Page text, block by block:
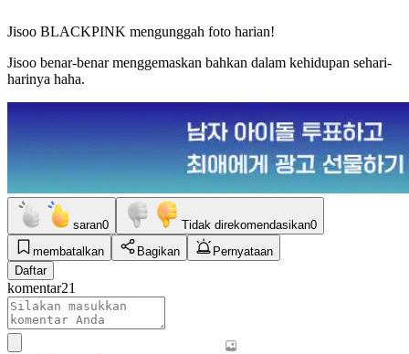
Jisoo BLACKPINK mengunggah foto harian!
Jisoo benar-benar menggemaskan bahkan dalam kehidupan sehari-
harinya haha.
saran0 Tidak direkomendasikan0
membatalkan
Bagikan
Pernyataan
Daftar
komentar21